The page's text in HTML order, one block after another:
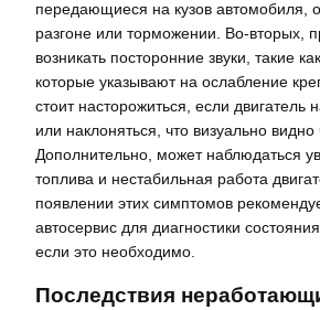
передающиеся на кузов автомобиля,
разгоне или торможении. Во-вторых,
возникать посторонние звуки, такие
которые указывают на ослабление
стоит насторожиться, если двигатель
или наклоняться, что визуально видно
Дополнительно, может наблюдаться
топлива и нестабильная работа
появлении этих симптомов
автосервис для диагностики
если это необходимо.
Последствия